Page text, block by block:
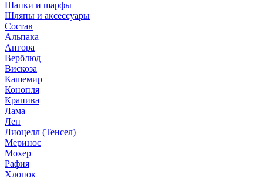
Шапки и шарфы
Шляпы и аксессуары
Состав
Альпака
Ангора
Верблюд
Вискоза
Кашемир
Конопля
Крапива
Лама
Лен
Лиоцелл (Тенсел)
Меринос
Мохер
Рафия
Хлопок